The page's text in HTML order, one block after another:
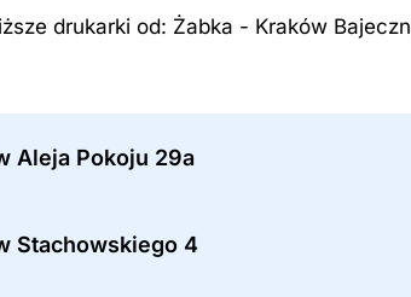
drukarki od: Żabka - Kraków
Aleja Pokoju 29a
Stachowskiego 4